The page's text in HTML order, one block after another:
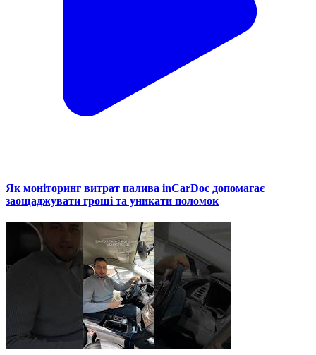
Як моніторинг витрат палива inCarDoc допомагає
заощаджувати гроші та уникати поломок